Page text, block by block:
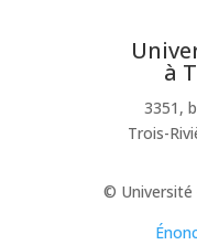
à
3351,
Trois-
© Université